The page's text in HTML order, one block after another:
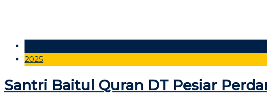
2025
Santri Baitul Quran DT Pesiar